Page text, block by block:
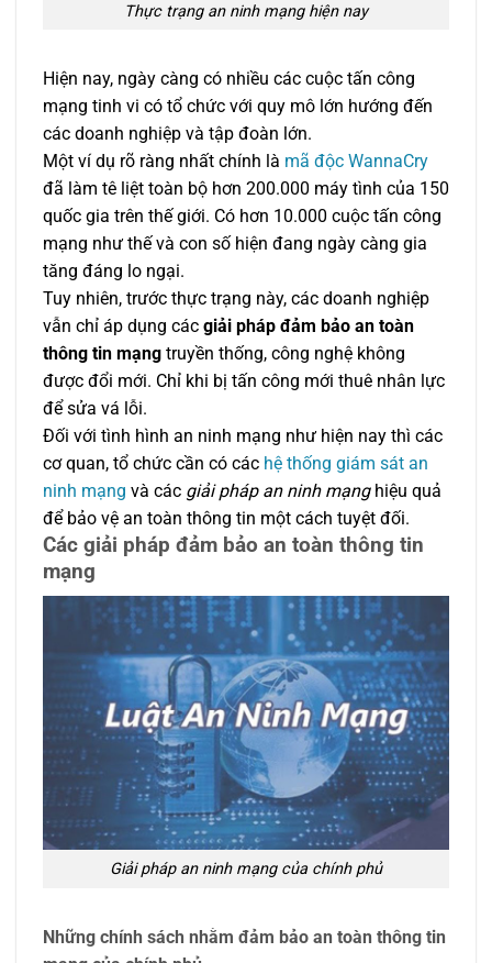
Thực trạng an ninh mạng hiện nay
Hiện nay, ngày càng có nhiều các cuộc tấn công
mạng tinh vi có tổ chức với quy mô lớn hướng đến
các doanh nghiệp và tập đoàn lớn.
Một ví dụ rõ ràng nhất chính là mã độc WannaCry
đã làm tê liệt toàn bộ hơn 200.000 máy tình của 150
quốc gia trên thế giới. Có hơn 10.000 cuộc tấn công
mạng như thế và con số hiện đang ngày càng gia
tăng đáng lo ngại.
Tuy nhiên, trước thực trạng này, các doanh nghiệp
vẫn chỉ áp dụng các giải pháp đảm bảo an toàn
thông tin mạng truyền thống, công nghệ không
được đổi mới. Chỉ khi bị tấn công mới thuê nhân lực
để sửa vá lỗi.
Đối với tình hình an ninh mạng như hiện nay thì các
cơ quan, tổ chức cần có các hệ thống giám sát an
ninh mạng và các giải pháp an ninh mạnghiệu quả
để bảo vệ an toàn thông tin một cách tuyệt đối.
Các giải pháp đảm bảo an toàn thông tin
mạng
Giải pháp an ninh mạng của chính phủ
Những chính sách nhằm đảm bảo an toàn thông tin